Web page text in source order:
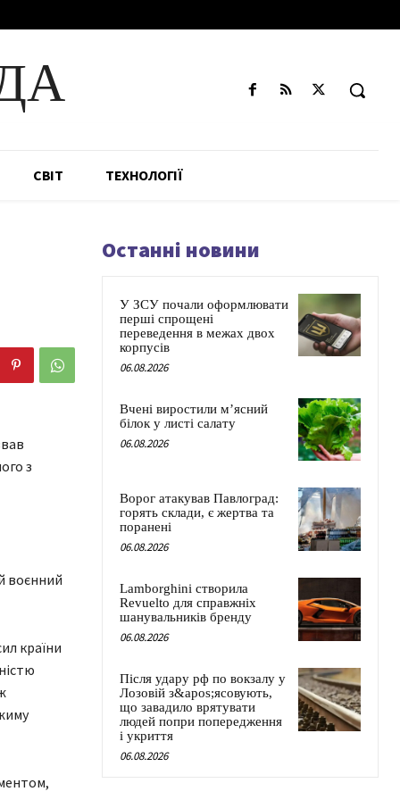
СВІТ ТЕХНОЛОГІЇ
з
воєнний
країни
Останні новини
У ЗСУ почали оформлювати
перші спрощені
переведення в межах двох
корпусів
06.08.2026
Вчені виростили м’ясний
білок у листі салату
06.08.2026
Ворог атакував Павлоград:
горять склади, є жертва та
поранені
06.08.2026
Lamborghini створила
Revuelto для справжніх
шанувальників бренду
06.08.2026
Після удару рф по вокзалу у
Лозовій з&apos;ясовують,
що завадило врятувати
людей попри попередження
і укриття
06.08.2026